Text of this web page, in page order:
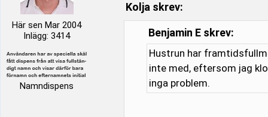
Här sen Mar 2004
Inlägg: 3414
Namndispens
Kolja skrev:
Benjamin E skrev:
Hustrun har
inte med, eftersom jag
inga problem.